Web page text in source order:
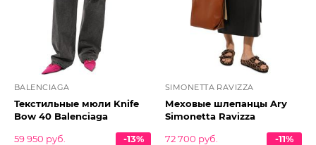
BALENCIAGA
Текстильные мюли Knife
Bow 40 Balenciaga
59 950 руб.
-13%
SIMONETTA RAVIZZA
Меховые шлепанцы Ary
Simonetta Ravizza
72 700 руб.
-11%